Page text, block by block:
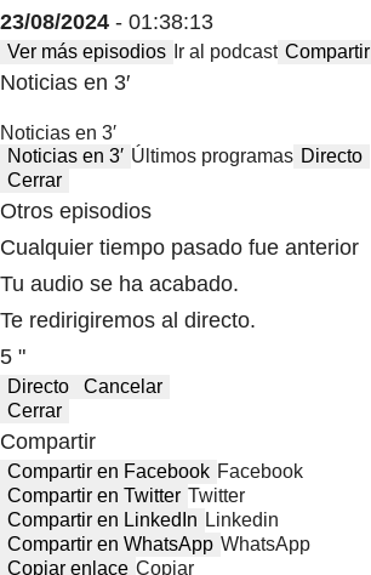
23/08/2024 - 01:38:13
Ver más episodios Ir al podcast Compartir
Noticias en 3′
Noticias en 3′
Noticias en 3′ Últimos programas Directo
Cerrar
Otros episodios
Cualquier tiempo pasado fue anterior
Tu audio se ha acabado.
Te redirigiremos al directo.
5 "
Directo
Cancelar
Cerrar
Compartir
Compartir en Facebook Facebook
Compartir en Twitter Twitter
Compartir en LinkedIn Linkedin
Compartir en WhatsApp WhatsApp
Copiar enlace Copiar